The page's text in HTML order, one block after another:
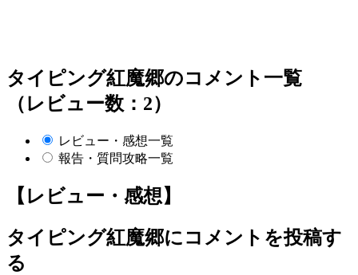
タイピング紅魔郷のコメント一覧
（レビュー数：2）
レビュー・感想一覧
報告・質問攻略一覧
【レビュー・感想】
タイピング紅魔郷にコメントを投稿す
る